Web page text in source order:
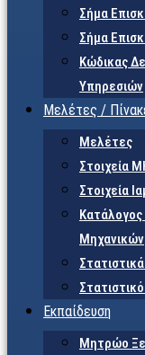
Σήμα
Σήμα
Κώδικας
Υπηρεσιών
Μελέτες /
Μελέτες
Στοιχεία
Στοιχεία
Μηχανικών
Εκπαίδευση
Μητρώο